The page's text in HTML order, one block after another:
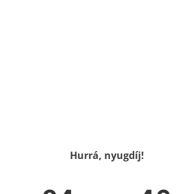
Hurrá, nyugdíj!